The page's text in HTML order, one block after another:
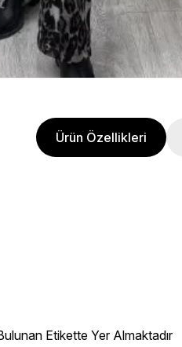
Ürün Özellikleri
Etikette Yer Almaktadır